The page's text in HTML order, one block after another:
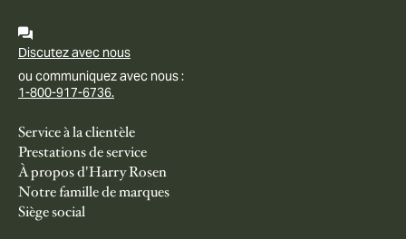
Discutez avec nous
ou communiquez avec nous :
1-800-917-6736.
Service à la clientèle
Prestations de service
À propos d'Harry Rosen
Notre famille de marques
Siège social